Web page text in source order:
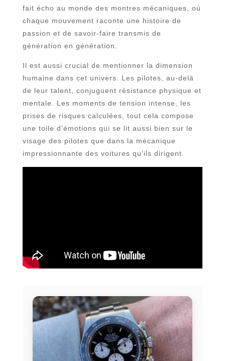
fait écho au monde des montres mécaniques, où
chaque mouvement raconte une histoire de
passion et de savoir-faire transmis de
génération en génération.
Il est aussi crucial de mentionner la dimension
humaine dans cet univers. Les pilotes, au-delà
de leur talent, conjuguent résistance physique et
mentale. Les moments de tension intense, les
prises de risques calculées, tout cela compose
une toile d’émotions qui se lit aussi bien sur le
visage des pilotes que dans la mécanique
impressionnante des voitures qu’ils dirigent.